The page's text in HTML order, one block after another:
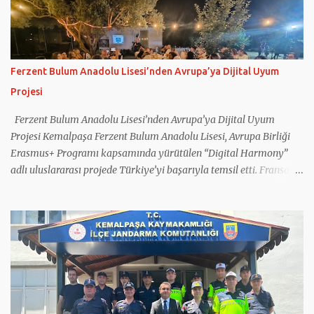
Ferzent Bulum Anadolu Lisesi’nden Avrupa’ya Dijital Uyum
Projesi
Ferzent Bulum Anadolu Lisesi’nden Avrupa’ya Dijital Uyum
Projesi Kemalpaşa Ferzent Bulum Anadolu Lisesi, Avrupa Birliği
Erasmus+ Programı kapsamında yürütülen “Digital Harmony”
adlı uluslararası projede Türkiye’yi başarıyla temsil etti. Fransa
kurumları katıldı. Projede gençlerin dijital okuryazarlık
becerilerinin geliştirilmesi, sosyal medyanın bilinçli kullanımı,
dijital güvenlik ve ruh sağlığı konularında farkındalık
oluşturulması hedeflendi. Çalışmalar kapsamında öğretmen ve
öğrencilerin kullanımına yönelik eğitim materyalleri
hazırlanırken, sağlıklı teknoloji kullanımını destekleyen Digital